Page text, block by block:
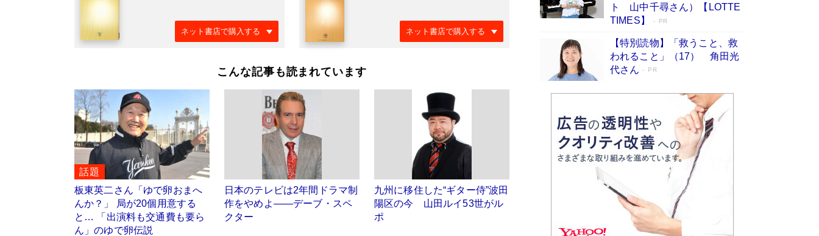
ネット書店で購入する ネット書店で購入する
こんな記事も読まれています
話題
板東英二さん「ゆで卵おまへ
んか？」 局が20個用意する
と… 「出演料も交通費も要ら
ん」のゆで卵伝説
日本のテレビは2年間ドラマ制
作をやめよ――デーブ・スペ
クター
九州に移住した“ギター侍”波田
陽区の今 山田ルイ53世がル
ポ
ト 山中千尋さん）【LOTTE
TIMES】
PR
【特別読物】「救うこと、救
われること」（17） 角田光
代さん
PR